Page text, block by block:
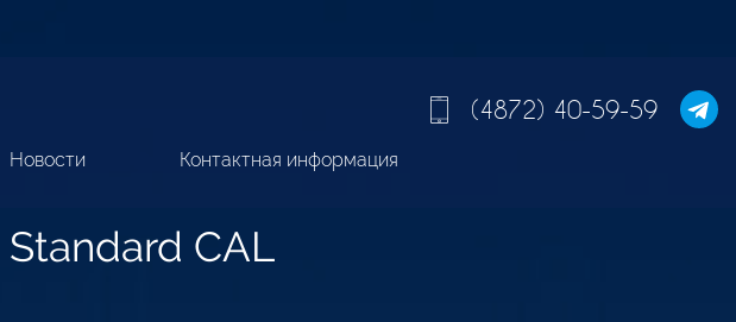
(4872) 40-59-59
Новости Контактная информация
CAL